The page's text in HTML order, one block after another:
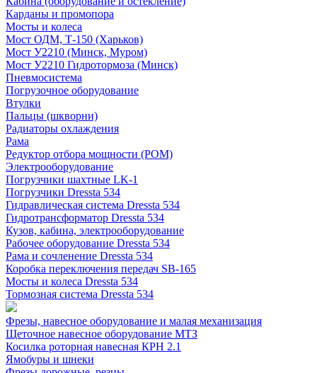
Карданы и промопора
Мосты и колеса
Мост ОДМ, Т-150 (Харьков)
Мост У2210 (Минск, Муром)
Мост У2210 Гидротормоза (Минск)
Пневмосистема
Погрузочное оборудование
Втулки
Пальцы (шкворни)
Радиаторы охлаждения
Рама
Редуктор отбора мощности (РОМ)
Электрооборудование
Погрузчики шахтные LK-1
Погрузчики Dressta 534
Гидравлическая система Dressta 534
Гидротрансформатор Dressta 534
Кузов, кабина, электрооборудование
Рабочее оборудование Dressta 534
Рама и сочленение Dressta 534
Коробка переключения передач SB-165
Мосты и колеса Dressta 534
Тормозная система Dressta 534
Фрезы, навесное оборудование и малая механизация
Щеточное навесное оборудование МТЗ
Косилка роторная навесная КРН 2.1
Ямобуры и шнеки